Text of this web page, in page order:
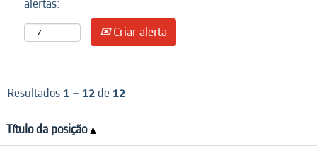
alertas:
Criar alerta
Resultados1 – 12de12
Título da posição